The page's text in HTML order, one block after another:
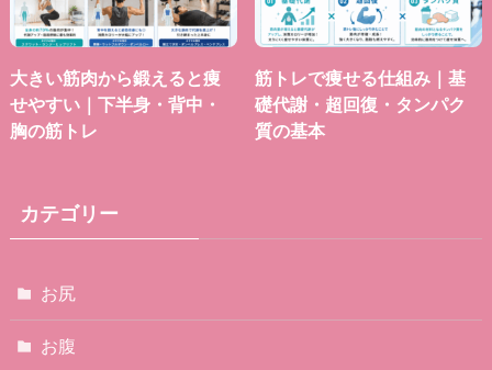
大きい筋肉から鍛えると痩
せやすい｜下半身・背中・
胸の筋トレ
筋トレで痩せる仕組み｜基
礎代謝・超回復・タンパク
質の基本
カテゴリー
お尻
お腹